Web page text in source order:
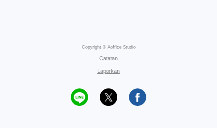
Copyright © Aoffice Studio
Catatan
Laporkan